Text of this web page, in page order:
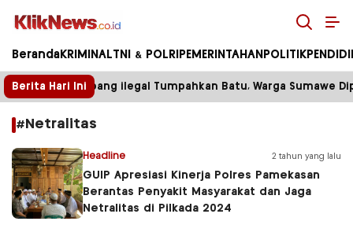
Kliknews.co.id
Beranda KRIMINAL TNI & POLRI PEMERINTAHAN POLITIK
Berita Hari Ini
Truk Tambang ilegal Tumpahkan Batu, Warga Sumawe
#Netralitas
Headline 2 tahun yang lalu
GUIP Apresiasi Kinerja Polres Pamekasan
Berantas Penyakit Masyarakat dan Jaga
Netralitas di Pilkada 2024